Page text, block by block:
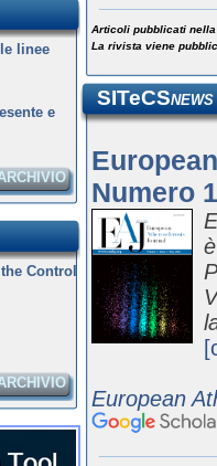
linee
e
Control
Articoli pubblicati nella
La rivista viene
SITeCSNEWS
Numero
European